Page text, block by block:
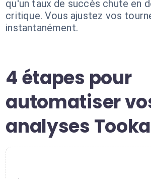
qu'un taux de succès chute en
critique. Vous ajustez vos
instantanément.
4 étapes pour
automatiser
analyses